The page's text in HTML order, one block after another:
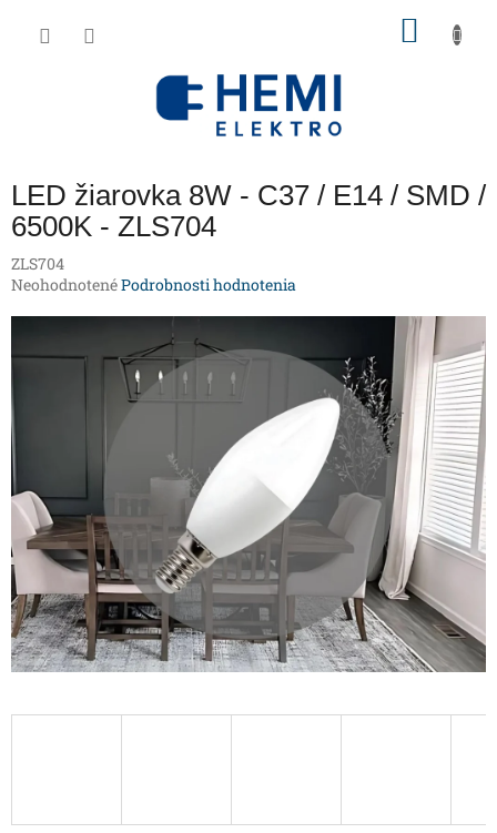
LED žiarovka 8W - C37 / E14 / SMD /
6500K - ZLS704
ZLS704
Priemerné
z
5
hviezdičiek.
NeohodnotenéPodrobnosti hodnotenia